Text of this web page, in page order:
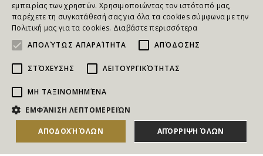
NEWSLETTER
Για να ενημερώνεστε άμεσα για τους Διαγωνισμούς, τα
Δώρα, τις Νέες Προσφορές & τις Νέες Δωροεπιταγές
εμπειρίας των χρηστών. Χρησιμοποιώντας τον ιστότοπό μας,
παρέχετε τη συγκατάθεσή σας για όλα τα cookies σύμφωνα με την
Πολιτική μας για τα cookies. Διαβάστε περισσότερα
ΑΠΟΛΎΤΩΣ ΑΠΑΡΑΊΤΗΤΑ
ΑΠΌΔΟΣΗΣ
ΣΤΌΧΕΥΣΗΣ ΛΕΙΤΟΥΡΓΙΚΌΤΗΤΑΣ
ΜΗ ΤΑΞΙΝΟΜΗΜΈΝΑ
ΕΜΦΆΝΙΣΗ ΛΕΠΤΟΜΕΡΕΙΏΝ
ΑΠΟΔΟΧΉ ΌΛΩΝ ΑΠΌΡΡΙΨΗ ΌΛΩΝ